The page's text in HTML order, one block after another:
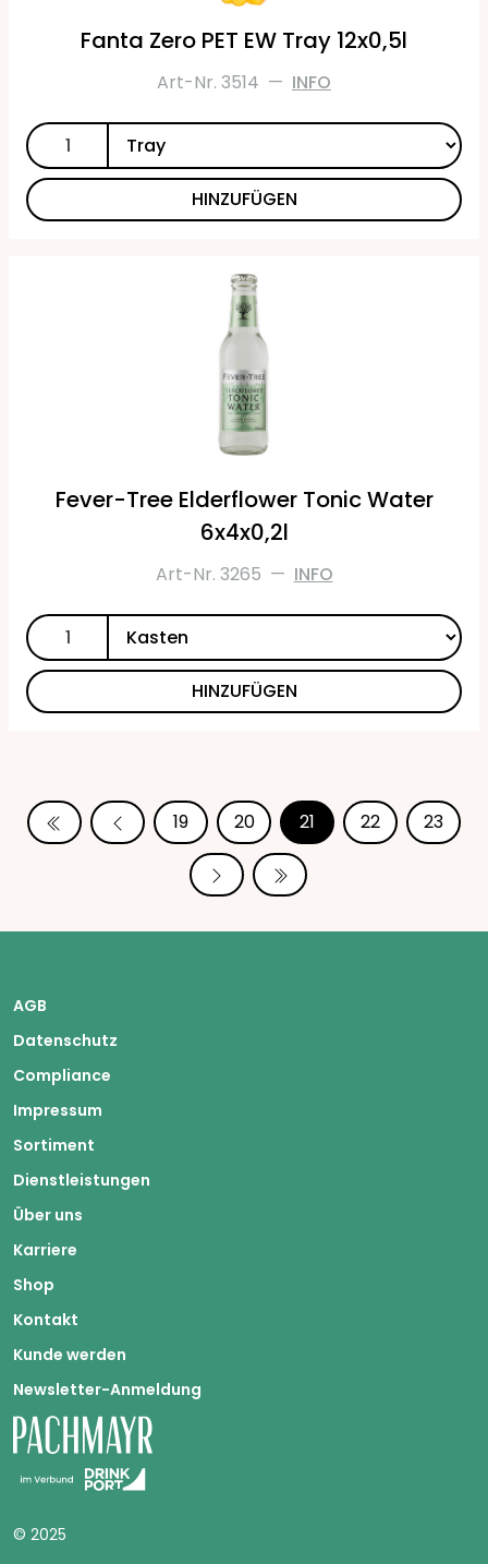
Fanta Zero PET EW Tray 12x0,5l
Art-Nr. 3514 — INFO
HINZUFÜGEN
Fever-Tree Elderflower Tonic Water
6x4x0,2l
Art-Nr. 3265 — INFO
HINZUFÜGEN
19 20 21 22 23
© 2025
AGB
Datenschutz
Compliance
Impressum
Sortiment
Dienstleistungen
Über uns
Karriere
Shop
Kontakt
Kunde werden
Newsletter-Anmeldung